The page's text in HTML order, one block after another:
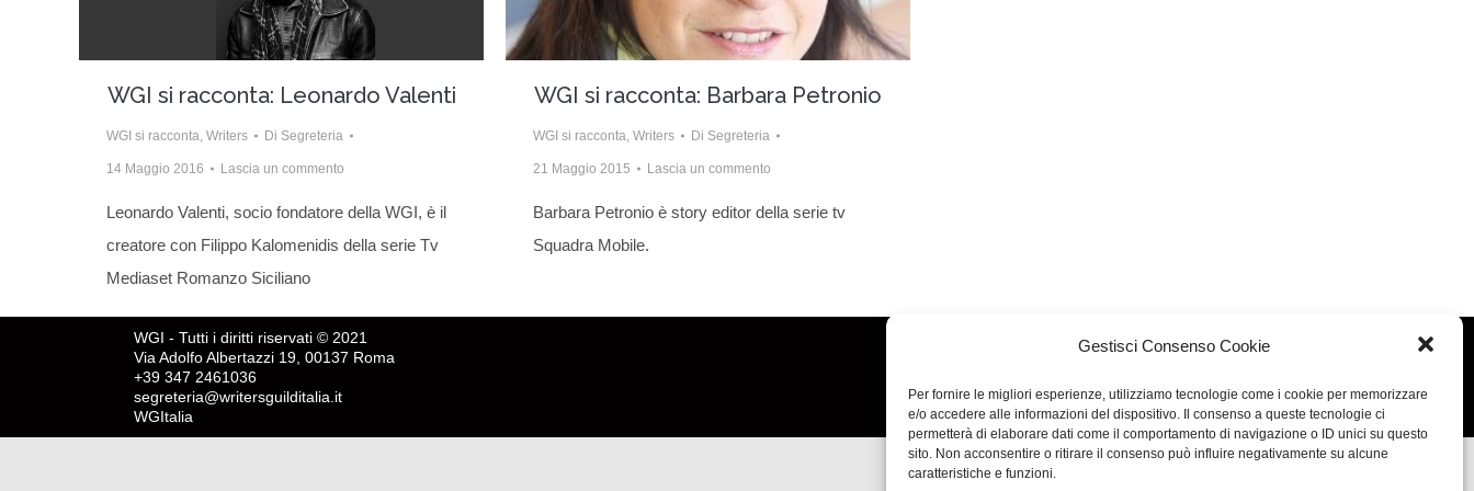
Gestisci Consenso Cookie
Per fornire le migliori esperienze, utilizziamo tecnologie come i cookie per memorizzare
e/o accedere alle informazioni del dispositivo. Il consenso a queste tecnologie ci
permetterà di elaborare dati come il comportamento di navigazione o ID unici su questo
sito. Non acconsentire o ritirare il consenso può influire negativamente su alcune
caratteristiche e funzioni.
WGI si racconta: Leonardo Valenti
WGI si racconta, Writers Di Segreteria
14 Maggio 2016 Lascia un commento
Leonardo Valenti, socio fondatore della WGI, è il
creatore con Filippo Kalomenidis della serie Tv
Mediaset Romanzo Siciliano
WGI si racconta: Barbara Petronio
WGI si racconta, Writers Di Segreteria
21 Maggio 2015 Lascia un commento
Barbara Petronio è story editor della serie tv
Squadra Mobile.
WGI - Tutti i diritti riservati © 2021
Via Adolfo Albertazzi 19, 00137 Roma
+39 347 2461036
segreteria@writersguilditalia.it
WGItalia
Cookie & Privacy Policy